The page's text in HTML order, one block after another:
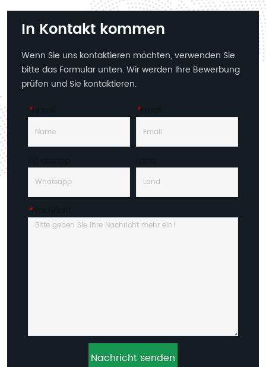
In Kontakt kommen
Wenn Sie uns kontaktieren möchten, verwenden Sie
bitte das Formular unten. Wir werden Ihre Bewerbung
prüfen und Sie kontaktieren.
*Name *Email
*Nachricht
Nachricht senden